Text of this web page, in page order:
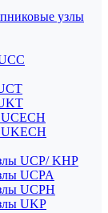
узлы
UCP/ KHP
UCPA
UCPH
UKP